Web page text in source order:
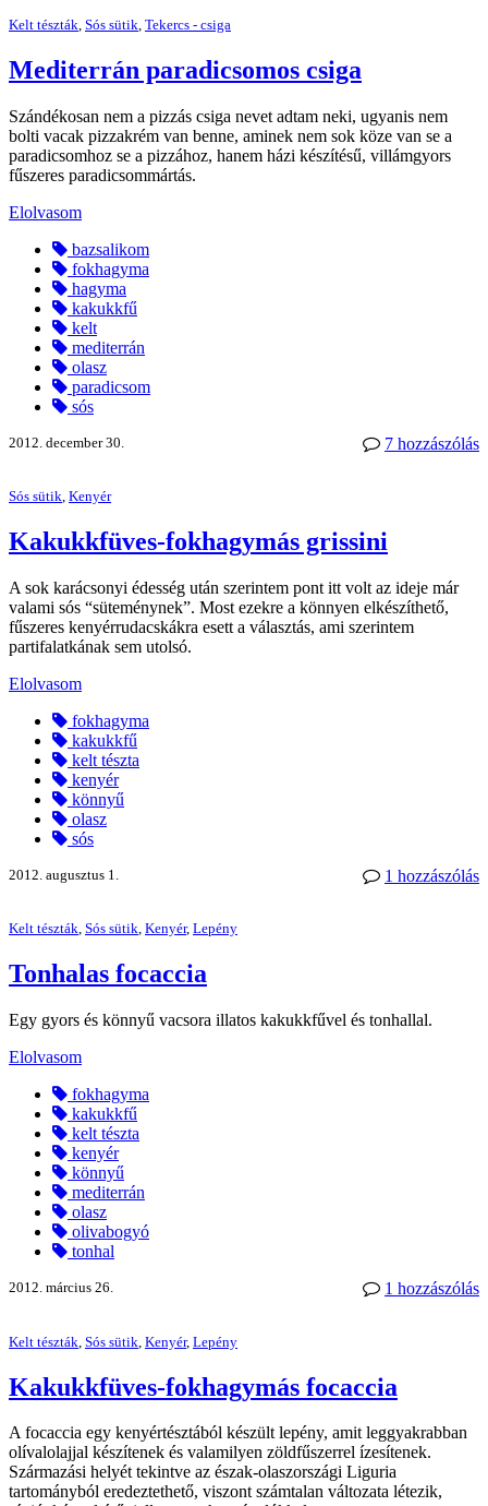
Kelt tészták, Sós sütik, Tekercs - csiga
Mediterrán paradicsomos csiga
Szándékosan nem a pizzás csiga nevet adtam neki, ugyanis nem
bolti vacak pizzakrém van benne, aminek nem sok köze van se a
paradicsomhoz se a pizzához, hanem házi készítésű, villámgyors
fűszeres paradicsommártás.
Elolvasom
bazsalikom
fokhagyma
hagyma
kakukkfű
kelt
mediterrán
olasz
paradicsom
sós
7 hozzászólás
2012. december 30.
Sós sütik, Kenyér
Kakukkfüves-fokhagymás grissini
A sok karácsonyi édesség után szerintem pont itt volt az ideje már
valami sós “süteménynek”. Most ezekre a könnyen elkészíthető,
fűszeres kenyérrudacskákra esett a választás, ami szerintem
partifalatkának sem utolsó.
Elolvasom
fokhagyma
kakukkfű
kelt tészta
kenyér
könnyű
olasz
sós
1 hozzászólás
2012. augusztus 1.
Kelt tészták, Sós sütik, Kenyér, Lepény
Tonhalas focaccia
Egy gyors és könnyű vacsora illatos kakukkfűvel és tonhallal.
Elolvasom
fokhagyma
kakukkfű
kelt tészta
kenyér
könnyű
mediterrán
olasz
olivabogyó
tonhal
1 hozzászólás
2012. március 26.
Kelt tészták Sós sütik Kenyér, Lepény
Kakukkfüves-fokhagymás focaccia
A focaccia egy kenyértésztából készült lepény, amit leggyakrabban
olívalolajjal készítenek és valamilyen zöldfűszerrel ízesítenek.
Származási helyét tekintve az észak-olaszországi Liguria
tartományból eredeztethető, viszont számtalan változata létezik,